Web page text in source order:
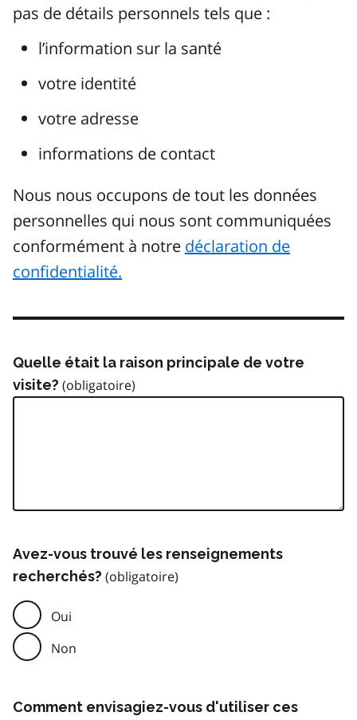
pas de détails personnels tels que :
l’information sur la santé
votre identité
votre adresse
informations de contact
Nous nous occupons de tout les données
personnelles qui nous sont communiquées
conformément à notre déclaration de
confidentialité.
Quelle était la raison principale de votre
visite?
Avez-vous trouvé les renseignements
recherchés?
Oui
Non
Comment envisagiez-vous d'utiliser ces